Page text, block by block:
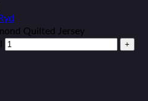
Ryd
Quilted Jersey